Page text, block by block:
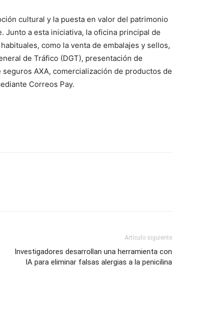
cultural y la puesta en valor del patrimonio
Junto a esta iniciativa, la oficina principal de
como la venta de embalajes y sellos,
de Tráfico (DGT), presentación de
AXA, comercialización de productos de
Correos Pay.
Artículo siguiente
Investigadores desarrollan una herramienta con
IA para eliminar falsas alergias a la penicilina